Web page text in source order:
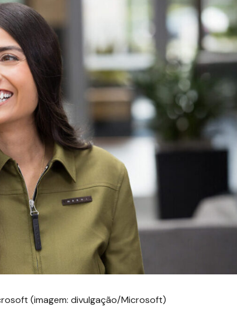
(imagem: divulgação/Microsoft)